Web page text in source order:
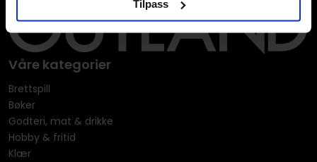
Tilpass
Våre kategorier
Brettspill
Bøker
Godteri, mat & drikke
Hobby & fritid
Klær